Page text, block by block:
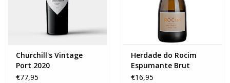
Churchill's Vintage
Port 2020
€77,95
Herdade do Rocim
Espumante Brut
Nature Rosé
€16,95